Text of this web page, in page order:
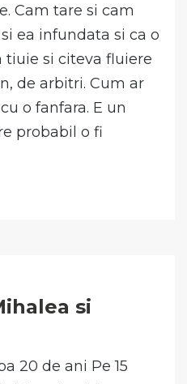
Cam tare si cam
ea infundata si ca o
tiuie si citeva fluiere
de arbitri. Cum ar
o fanfara. E un
probabil o fi
si
20 de ani Pe 15